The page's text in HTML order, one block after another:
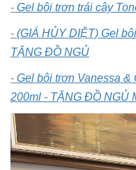
- Gel bôi trơn trái cây
- (GIÁ HỦY DIỆT) Gel
TẶNG ĐỒ NGỦ
- Gel bôi trơn Vanessa &
200ml - TẶNG ĐỒ NGỦ